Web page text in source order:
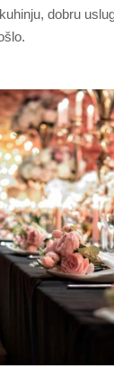
dobru